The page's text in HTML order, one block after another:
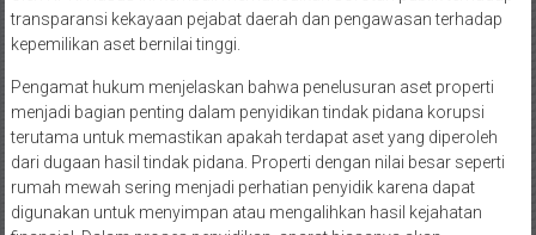
transparansi kekayaan pejabat daerah dan pengawasan terhadap
kepemilikan aset bernilai tinggi.
Pengamat hukum menjelaskan bahwa penelusuran aset properti
menjadi bagian penting dalam penyidikan tindak pidana korupsi
terutama untuk memastikan apakah terdapat aset yang diperoleh
dari dugaan hasil tindak pidana. Properti dengan nilai besar seperti
rumah mewah sering menjadi perhatian penyidik karena dapat
digunakan untuk menyimpan atau mengalihkan hasil kejahatan